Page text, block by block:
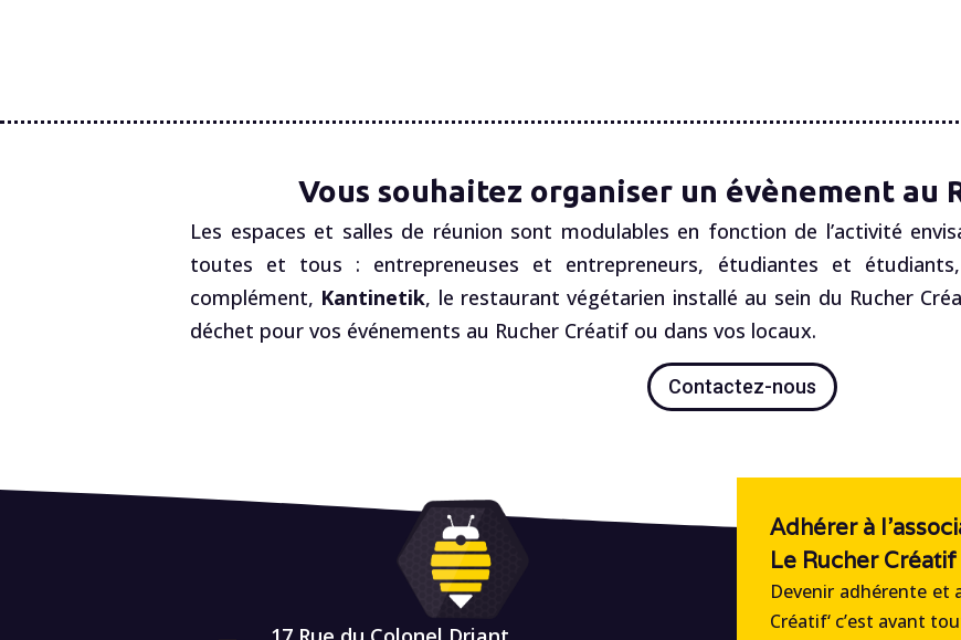
Vous souhaitez organiser un évènement au
Les espaces et salles de réunion sont modulables en fonction de l’activité
toutes et tous : entrepreneuses et entrepreneurs, étudiantes et
complément, Kantinetik, le restaurant végétarien installé au sein du Rucher
déchet pour vos événements au Rucher Créatif ou dans vos locaux.
Contactez-nous
Adhérer à
Le Rucher Créatif
Devenir adhérente et
Créatif‘ c’est avant